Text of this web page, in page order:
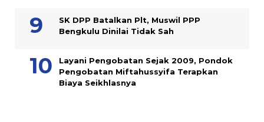
SK DPP Batalkan Plt, Muswil PPP
Bengkulu Dinilai Tidak Sah
Layani Pengobatan Sejak 2009, Pondok
Pengobatan Miftahussyifa Terapkan
Biaya Seikhlasnya